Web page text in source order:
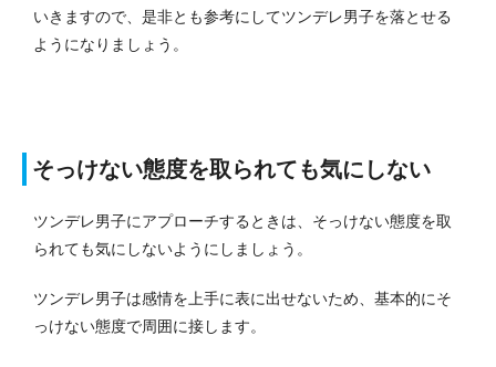
いきますので、是非とも参考にしてツンデレ男子を落とせる
ようになりましょう。
そっけない態度を取られても気にしない
ツンデレ男子にアプローチするときは、そっけない態度を取
られても気にしないようにしましょう。
ツンデレ男子は感情を上手に表に出せないため、基本的にそ
っけない態度で周囲に接します。